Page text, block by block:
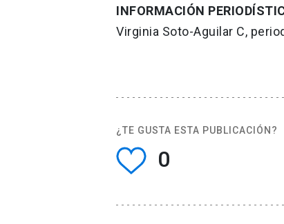
INFORMACIÓN
Virginia Soto-Aguilar C,
¿TE GUSTA ESTA PUBLICACIÓN?
0